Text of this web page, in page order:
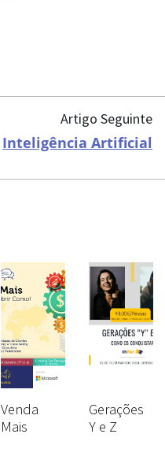
Artigo Seguinte
Inteligência Artificial
Venda
Mais
Gerações
Y e Z